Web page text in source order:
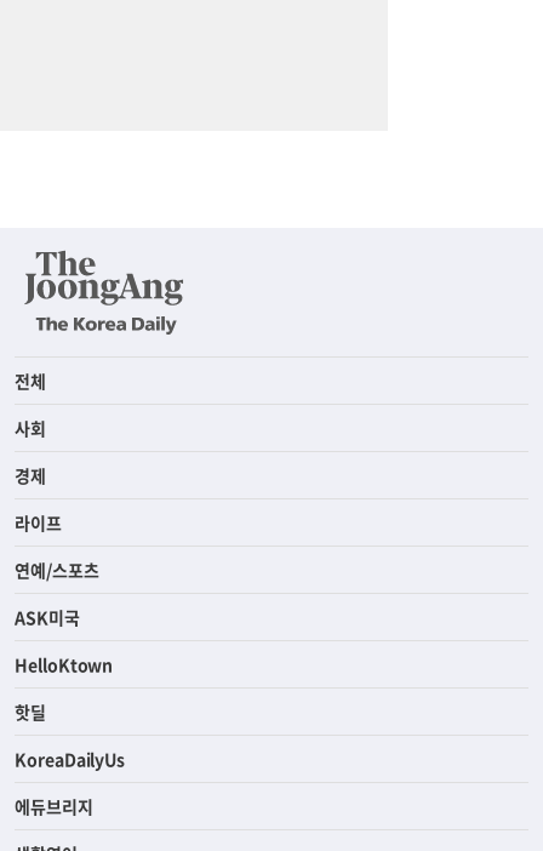
전체
사회
경제
라이프
연예/스포츠
ASK미국
HelloKtown
핫딜
KoreaDailyUs
에듀브리지